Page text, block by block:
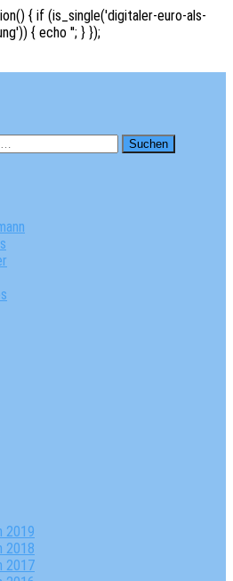
{ if (is_single('digitaler-euro-als-
{ echo ''; } });
2019
2018
2017